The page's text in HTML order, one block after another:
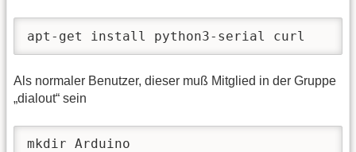
apt-get install python3-serial curl
Als normaler Benutzer, dieser muß Mitglied in der Gruppe
„dialout“ sein
mkdir Arduino